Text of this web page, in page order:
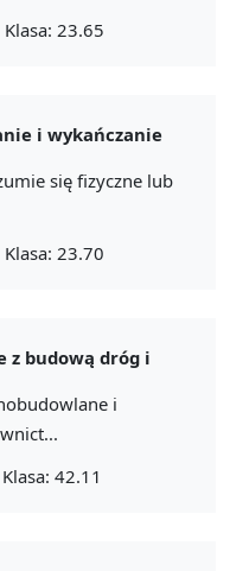
Klasa: 23.65
i wykańczanie
się fizyczne lub
Klasa: 23.70
z budową dróg i
i
42.11